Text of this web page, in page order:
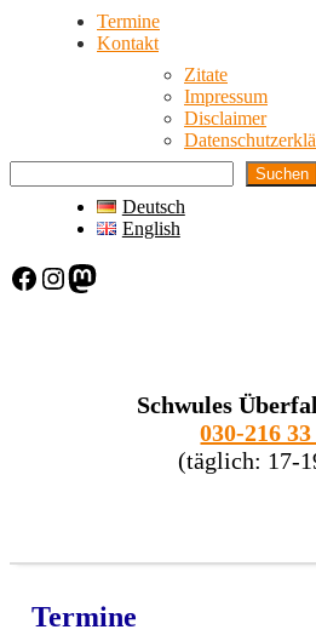
Termine
Kontakt
Zitate
Impressum
Disclaimer
Suchen
Deutsch
English
Facebook Instagram Mastodon
Schwules
030-216 33
(täglich: 17-
Termine